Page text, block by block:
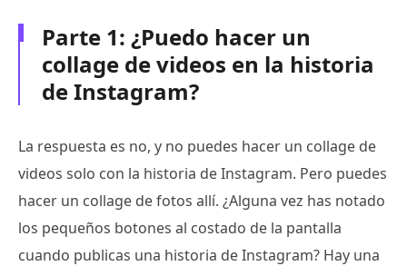
Parte 1: ¿Puedo hacer un
collage de videos en la historia
de Instagram?
La respuesta es no, y no puedes hacer un collage de
videos solo con la historia de Instagram. Pero puedes
hacer un collage de fotos allí. ¿Alguna vez has notado
los pequeños botones al costado de la pantalla
cuando publicas una historia de Instagram? Hay una